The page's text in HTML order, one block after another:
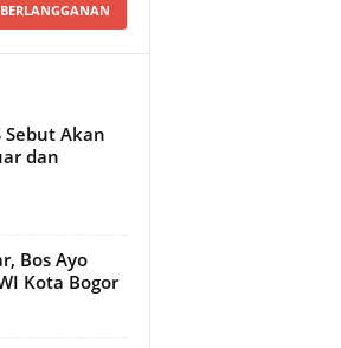
BERLANGGANAN
Sebut Akan
dan
Bos Ayo
Kota Bogor